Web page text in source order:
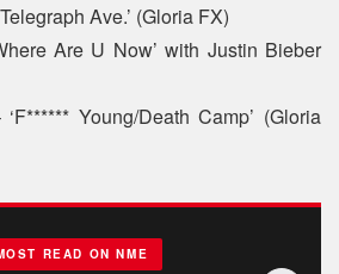
Ave.’ (Gloria FX)
Are U Now’ with Justin Bieber
Young/Death Camp’ (Gloria
READ ON NME